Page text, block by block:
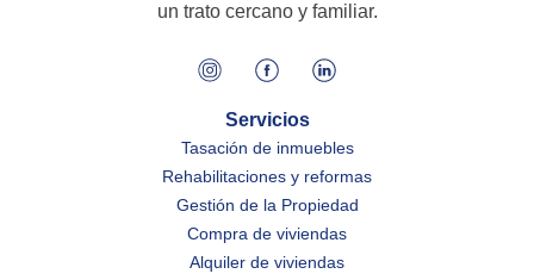
un trato cercano y familiar.
Servicios
Tasación de inmuebles
Rehabilitaciones y reformas
Gestión de la Propiedad
Compra de viviendas
Alquiler de viviendas